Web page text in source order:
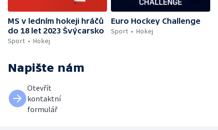
MS v ledním hokeji hráčů
do 18 let 2023 Švýcarsko
Sport
Hokej
Euro Hockey Challenge
Sport
Hokej
Napište nám
Otevřít
kontaktní
formulář